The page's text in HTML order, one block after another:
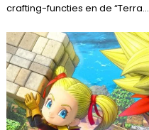
crafting-functies en de “Terra...